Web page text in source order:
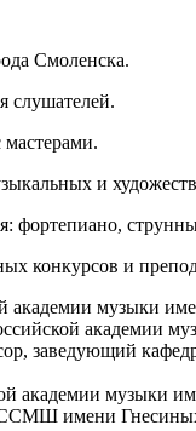
Смоленска.
слушателей.
и
фортепиано,
конкурсов и
академии музыки
академии
заведующий
академии музыки
имени